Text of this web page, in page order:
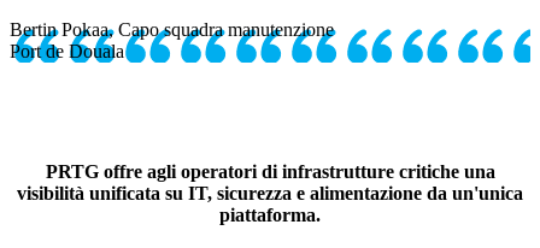
Bertin Pokaa, Capo squadra manutenzione
Port de Douala
PRTG offre agli operatori di infrastrutture critiche una
visibilità unificata su IT, sicurezza e alimentazione da un'unica
piattaforma.